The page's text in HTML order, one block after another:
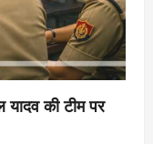
की टीम पर